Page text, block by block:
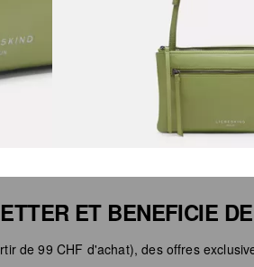
ET BENEFICIE
de 99 CHF d'achat), des offres